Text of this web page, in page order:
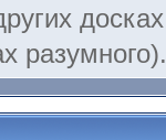
разумного).